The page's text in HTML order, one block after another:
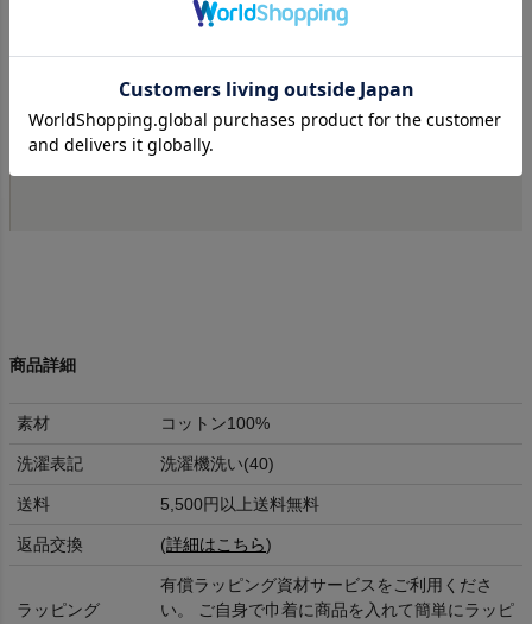
ュタインのTシャツは、 映画ララランドでも登場し
ブランド背景やデザインなど、 アメリカらしい古
商品詳細
素材 コットン100%
洗濯表記 洗濯機洗い(40)
送料 5,500円以上送料無料
返品交換 (詳細はこちら)
ラッピング
有償ラッピング資材サービスをご利用くださ
い。 ご自身で巾着に商品を入れて簡単にラッピ